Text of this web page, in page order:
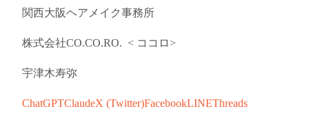
関西大阪ヘアメイク事務所
株式会社CO.CO.RO. < ココロ>
宇津木寿弥
ChatGPTClaudeX (Twitter)FacebookLINEThreads